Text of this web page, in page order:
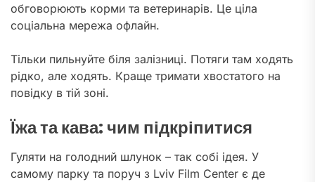
обговорюють корми та ветеринарів. Це ціла
соціальна мережа офлайн.
Тільки пильнуйте біля залізниці. Потяги там ходять
рідко, але ходять. Краще тримати хвостатого на
повідку в тій зоні.
Їжа та кава: чим підкріпитися
Гуляти на голодний шлунок – так собі ідея. У
самому парку та поруч з Lviv Film Center є де